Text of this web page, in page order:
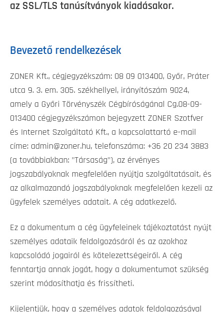
az SSL/TLS tanúsítványok kiadásakor.
Bevezető rendelkezések
ZONER Kft., cégjegyzékszám: 08 09 013400, Győr, Práter
utca 9. 3. em. 305. székhellyel, irányítószám 9024,
amely a Győri Törvényszék Cégbíróságánal Cg.08-09-
013400 cégjegyzékszámon bejegyzett ZONER Szotfver
és Internet Szolgáltató Kft., a kapcsolattartó e-mail
címe: admin@zoner.hu, telefonszáma: +36 20 234 3883
(a továbbiakban: "Társaság"), az érvényes
jogszabályoknak megfelelően nyújtja szolgáltatásait, és
az alkalmazandó jogszabályoknak megfelelően kezeli az
ügyfelek személyes adatait. A cég adatkezelő.
Ez a dokumentum a cég ügyfeleinek tájékoztatást nyújt
személyes adataik feldolgozásáról és az azokhoz
kapcsolódó jogairól és kötelezettségeiről. A cég
fenntartja annak jogát, hogy a dokumentumot szükség
szerint módosíthatja és frissítheti.
Kijelentjük, hogy a személyes adatok feldolgozásával